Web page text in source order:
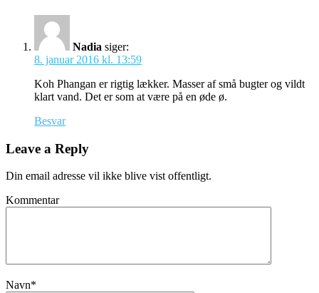
Nadia siger:
8. januar 2016 kl. 13:59
Koh Phangan er rigtig lækker. Masser af små bugter og vildt
klart vand. Det er som at være på en øde ø.
Besvar
Leave a Reply
Din email adresse vil ikke blive vist offentligt.
Kommentar
Navn*